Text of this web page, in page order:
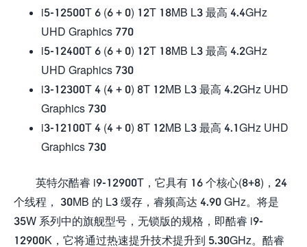
i5-12500T 6 (6 + 0) 12T 18MB L3 最高 4.4GHz
UHD Graphics 770
i5-12400T 6 (6 + 0) 12T 18MB L3 最高 4.2GHz
UHD Graphics 730
i3-12300T 4 (4 + 0) 8T 12MB L3 最高 4.2GHz UHD
Graphics 730
i3-12100T 4 (4 + 0) 8T 12MB L3 最高 4.1GHz UHD
Graphics 730
英特尔酷睿 i9-12900T，它具有 16 个核心(8+8)，24
个线程， 30MB 的 L3 缓存，睿频高达 4.90 GHz。将是
35W 系列中的旗舰型号，无锁版的规格，即酷睿 i9-
12900K，它将通过热速提升技术提升到 5.30GHz。酷睿